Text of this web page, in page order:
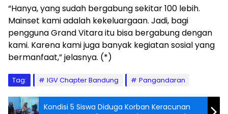
“Hanya, yang sudah bergabung sekitar 100 lebih.
Mainset kami adalah kekeluargaan. Jadi, bagi
pengguna Grand Vitara itu bisa bergabung dengan
kami. Karena kami juga banyak kegiatan sosial yang
bermanfaat,” jelasnya. (*)
Tag: IGV Chapter Bandung Pangandaran
Kondisi 5 Siswa Diduga Korban Keracunan